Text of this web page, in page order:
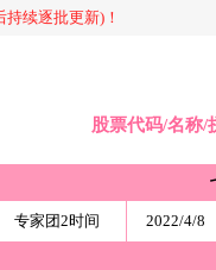
续逐批更新)！
股票代码/名称/
专家团2时间 2022/4/8